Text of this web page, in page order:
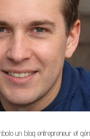
un blog entrepreneur et